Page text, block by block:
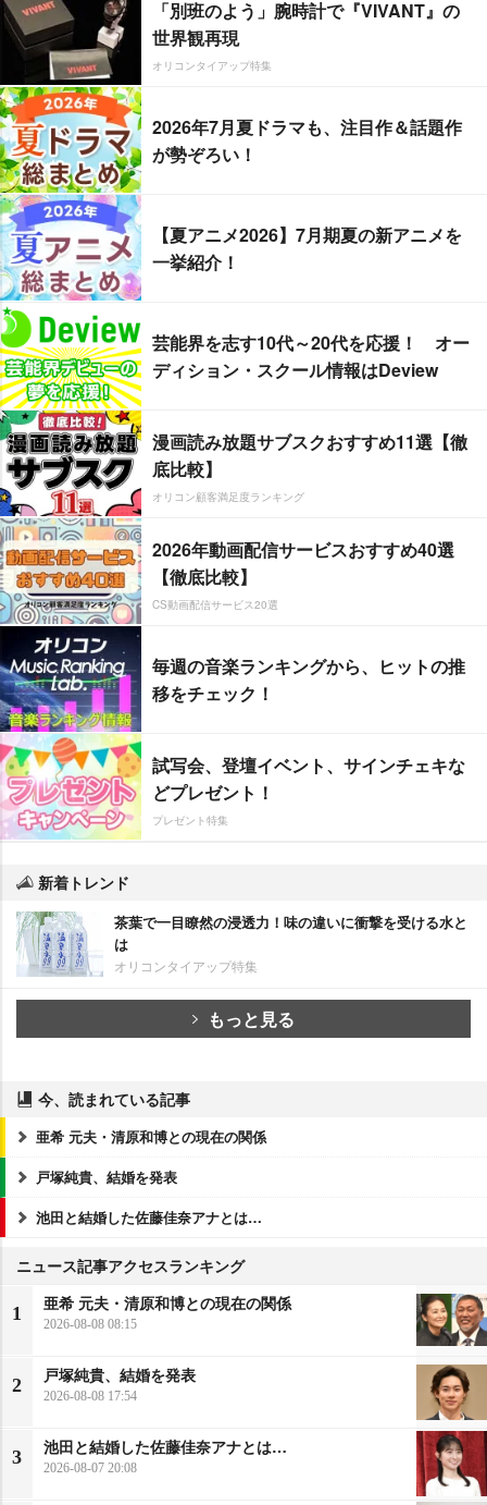
「別班のよう」腕時計で『VIVANT』の
世界観再現
オリコンタイアップ特集
2026年7月夏ドラマも、注目作＆話題作
が勢ぞろい！
【夏アニメ2026】7月期夏の新アニメを
一挙紹介！
芸能界を志す10代～20代を応援！ オー
ディション・スクール情報はDeview
漫画読み放題サブスクおすすめ11選【徹
底比較】
オリコン顧客満足度ランキング
2026年動画配信サービスおすすめ40選
【徹底比較】
CS動画配信サービス20選
毎週の音楽ランキングから、ヒットの推
移をチェック！
試写会、登壇イベント、サインチェキな
どプレゼント！
プレゼント特集
新着トレンド
茶葉で一目瞭然の浸透力！味の違いに衝撃を受ける水と
は
オリコンタイアップ特集
もっと見る
今、読まれている記事
亜希 元夫・清原和博との現在の関係
戸塚純貴、結婚を発表
池田と結婚した佐藤佳奈アナとは…
ニュース記事アクセスランキング
1
亜希 元夫・清原和博との現在の関係
2026-08-08 08:15
2
戸塚純貴、結婚を発表
2026-08-08 17:54
3
池田と結婚した佐藤佳奈アナとは…
2026-08-07 20:08